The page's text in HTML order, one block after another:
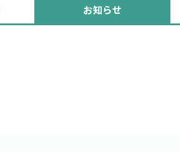
お知らせ